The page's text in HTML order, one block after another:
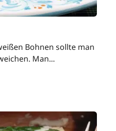
Bohnen sollte man
Man...